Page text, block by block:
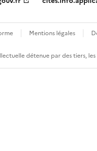
Mentions légales
détenue par des tiers,